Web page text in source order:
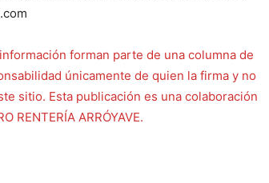
forman parte de una columna de
únicamente de quien la firma y no
sitio. Esta publicación es una colaboración
RENTERÍA ARRÓYAVE.